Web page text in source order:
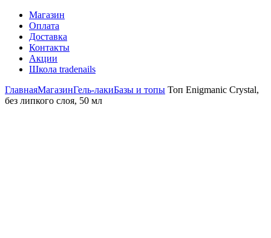
Магазин
Оплата
Доставка
Контакты
Акции
Школа tradenails
ГлавнаяМагазинГель-лакиБазы и топы Топ Enigmanic Crystal,
без липкого слоя, 50 мл